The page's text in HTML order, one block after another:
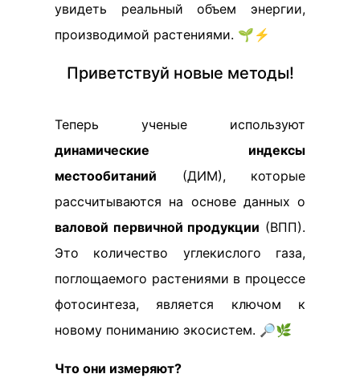
увидеть реальный объем энергии,
производимой растениями. 🌱⚡
Приветствуй новые методы!
Теперь ученые используют
динамические индексы
местообитаний (ДИМ), которые
рассчитываются на основе данных о
валовой первичной продукции (ВПП).
Это количество углекислого газа,
поглощаемого растениями в процессе
фотосинтеза, является ключом к
новому пониманию экосистем. 🔎🌿
Что они измеряют?